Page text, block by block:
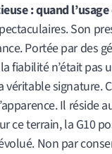
: quand
Son
Portée par des
fiabilité n’était pas
véritable signature.
Il réside
ce terrain, la G10
Non par